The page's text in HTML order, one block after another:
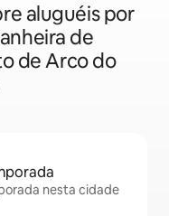
aluguéis por
de
de Arco do
nesta cidade